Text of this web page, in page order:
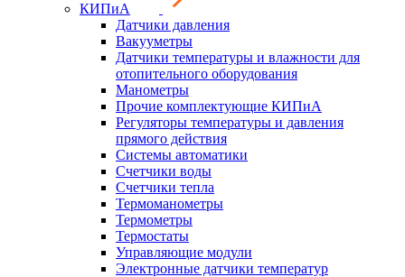
КИПиА
Датчики давления
Вакууметры
Датчики температуры и влажности для
отопительного оборудования
Манометры
Прочие комплектующие КИПиА
Регуляторы температуры и давления
прямого действия
Системы автоматики
Счетчики воды
Счетчики тепла
Термоманометры
Термометры
Термостаты
Управляющие модули
Электронные датчики температур